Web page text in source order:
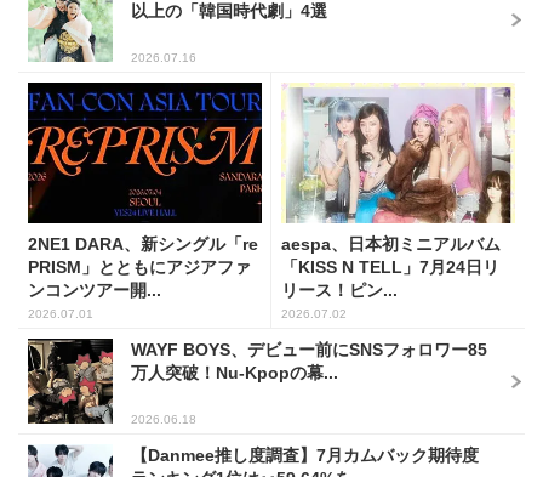
以上の「韓国時代劇」4選
2026.07.16
2NE1 DARA、新シングル「re
PRISM」とともにアジアファ
ンコンツアー開...
2026.07.01
aespa、日本初ミニアルバム
「KISS N TELL」7月24日リ
リース！ピン...
2026.07.02
WAYF BOYS、デビュー前にSNSフォロワー85
万人突破！Nu-Kpopの幕...
2026.06.18
【Danmee推し度調査】7月カムバック期待度